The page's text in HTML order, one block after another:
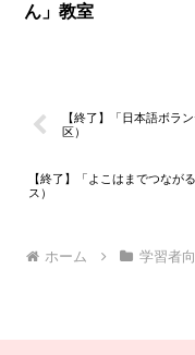
ん」教室
【終了】「日本語ボラ
区）
【終了】「よこはまでつな
ス）
ホーム 学習者